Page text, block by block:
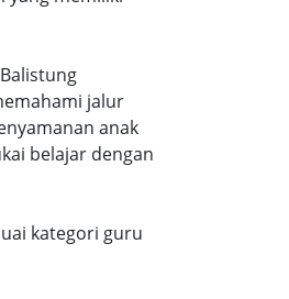
jalur
anak
belajar dengan
kategori guru